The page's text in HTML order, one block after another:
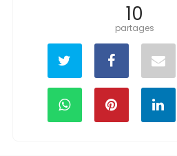
10
partages